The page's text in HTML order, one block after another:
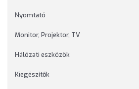
Nyomtató
Monitor, Projektor, TV
Hálózati eszközök
Kiegészítők